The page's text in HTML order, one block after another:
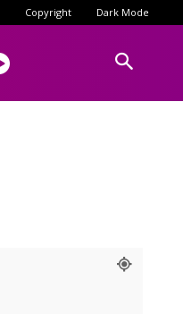
Copyright Dark Mode